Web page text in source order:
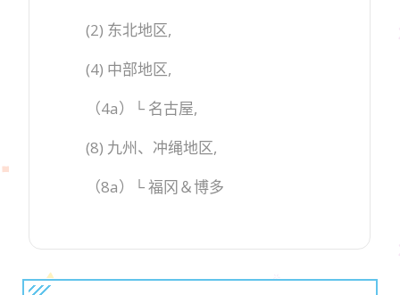
(2) 东北地区,
(4) 中部地区,
（4a）└ 名古屋,
(8) 九州、冲绳地区,
（8a）└ 福冈＆博多